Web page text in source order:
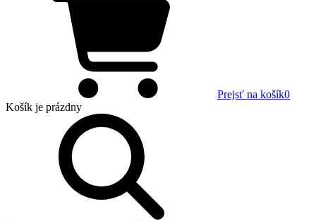
Prejsť na košík0
Košík je prázdny